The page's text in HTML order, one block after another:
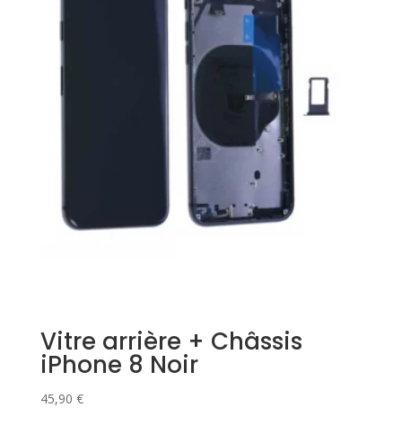
Vitre arrière + Châssis
iPhone 8 Noir
45,90 €